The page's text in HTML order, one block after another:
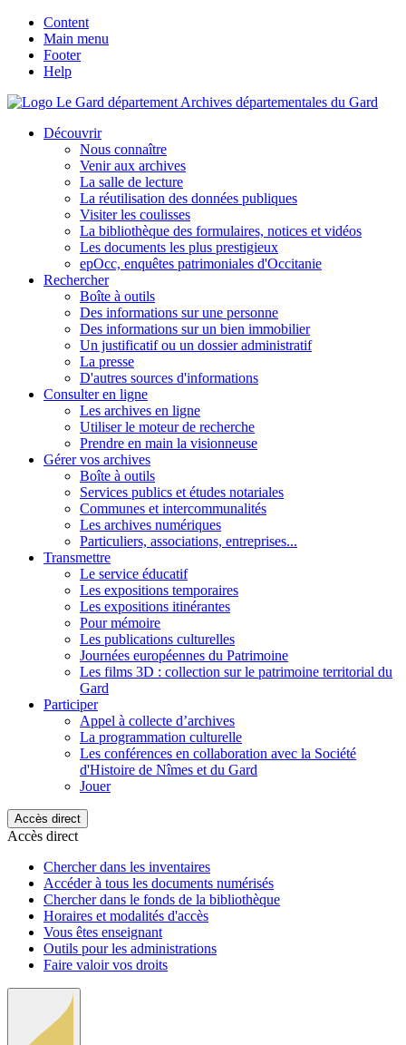
Content
Main menu
Footer
Help
Archives départementales du Gard
Découvrir
Nous connaître
Venir aux archives
La salle de lecture
La réutilisation des données publiques
Visiter les coulisses
La bibliothèque des formulaires, notices et vidéos
Les documents les plus prestigieux
epOcc, enquêtes patrimoniales d'Occitanie
Rechercher
Boîte à outils
Des informations sur une personne
Des informations sur un bien immobilier
Un justificatif ou un dossier administratif
La presse
D'autres sources d'informations
Consulter en ligne
Les archives en ligne
Utiliser le moteur de recherche
Prendre en main la visionneuse
Gérer vos archives
Boîte à outils
Services publics et études notariales
Communes et intercommunalités
Les archives numériques
Particuliers, associations, entreprises...
Transmettre
Le service éducatif
Les expositions temporaires
Les expositions itinérantes
Pour mémoire
Les publications culturelles
Journées européennes du Patrimoine
Les films 3D : collection sur le patrimoine territorial du
Gard
Participer
Appel à collecte d’archives
La programmation culturelle
Les conférences en collaboration avec la Société
d'Histoire de Nîmes et du Gard
Jouer
Accès direct
Accès direct
Chercher dans les inventaires
Accéder à tous les documents numérisés
Chercher dans le fonds de la bibliothèque
Horaires et modalités d'accès
Vous êtes enseignant
Outils pour les administrations
Faire valoir vos droits